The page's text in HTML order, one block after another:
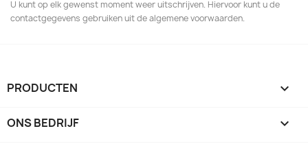
U kunt op elk gewenst moment weer uitschrijven. Hiervoor kunt u de
contactgegevens gebruiken uit de algemene voorwaarden.
PRODUCTEN 
ONS BEDRIJF 